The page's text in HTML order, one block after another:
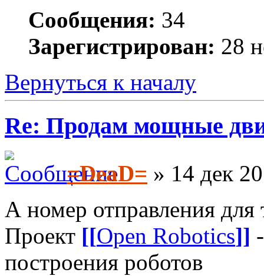
Сообщения: 34
Зарегистрирован: 28
Вернуться к началу
Re: Продам мощные
=DeaD= » 14 дек
А номер отправления для
Проект [[Open Robotics]]
построения роботов